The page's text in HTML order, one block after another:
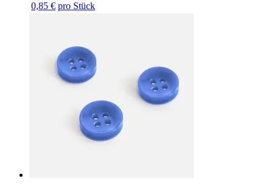
0,85 € pro Stück